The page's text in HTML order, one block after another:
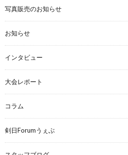
写真販売のお知らせ
お知らせ
インタビュー
大会レポート
コラム
剣日Forumうぇぶ